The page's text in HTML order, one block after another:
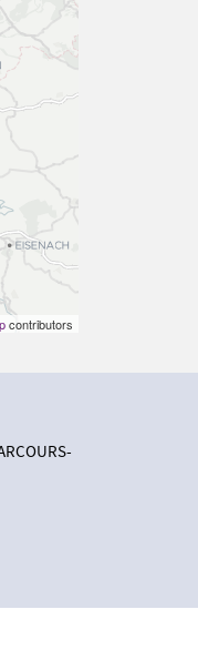
contributors